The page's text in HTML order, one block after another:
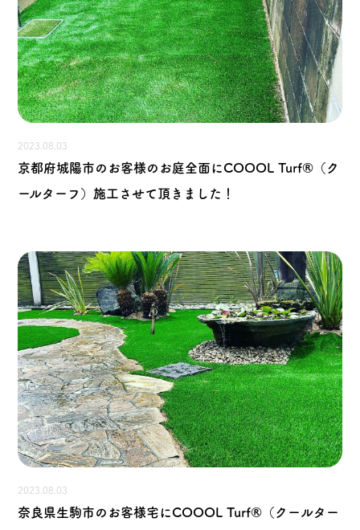
2023.08.03
京都府城陽市のお客様のお庭全面にCOOOL Turf®（ク
ールターフ）施工させて頂きました！
2023.08.03
奈良県生駒市のお客様宅にCOOOL Turf®（クールター